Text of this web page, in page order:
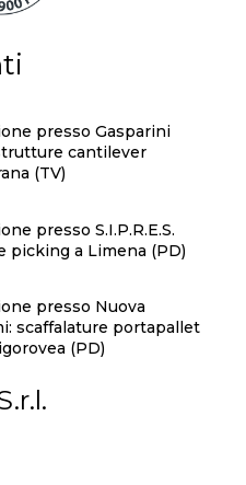
presso Gasparini
cantilever
(TV)
presso S.I.P.R.E.S.
picking a Limena (PD)
presso Nuova
scaffalature portapallet
(PD)